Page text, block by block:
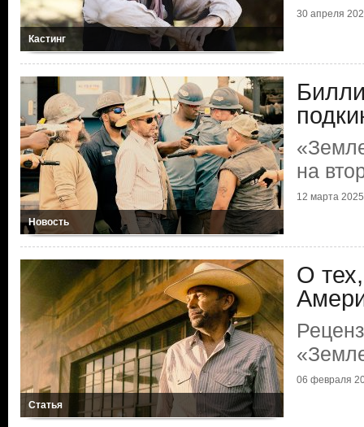
Кастинг
30 апреля
Новость
на
12 марта 2025
Статья
О
06 февраля